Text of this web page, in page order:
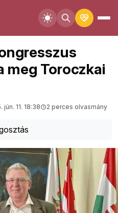
meg Toroczkai
jún. 11. 18:38 2 perces olvasmány